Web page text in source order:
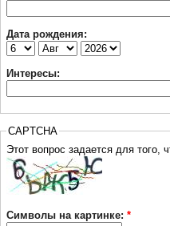
Дата рождения:
Интересы:
CAPTCHA
Символы на картинке: *